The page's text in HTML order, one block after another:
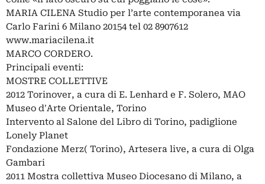
MARIA CILENA Studio per l’arte contemporanea via
Carlo Farini 6 Milano 20154 tel 02 8907612
www.mariacilena.it
MARCO CORDERO.
Principali eventi:
MOSTRE COLLETTIVE
2012 Torinover, a cura di E. Lenhard e F. Solero, MAO
Museo d'Arte Orientale, Torino
Intervento al Salone del Libro di Torino, padiglione
Lonely Planet
Fondazione Merz( Torino), Artesera live, a cura di Olga
Gambari
2011 Mostra collettiva Museo Diocesano di Milano, a